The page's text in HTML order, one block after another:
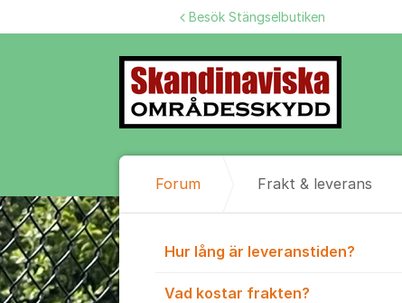
Besök Stängselbutiken
Forum Frakt & leverans
Frakt &
Hur lång är leveranstiden?
Vad kostar frakten?